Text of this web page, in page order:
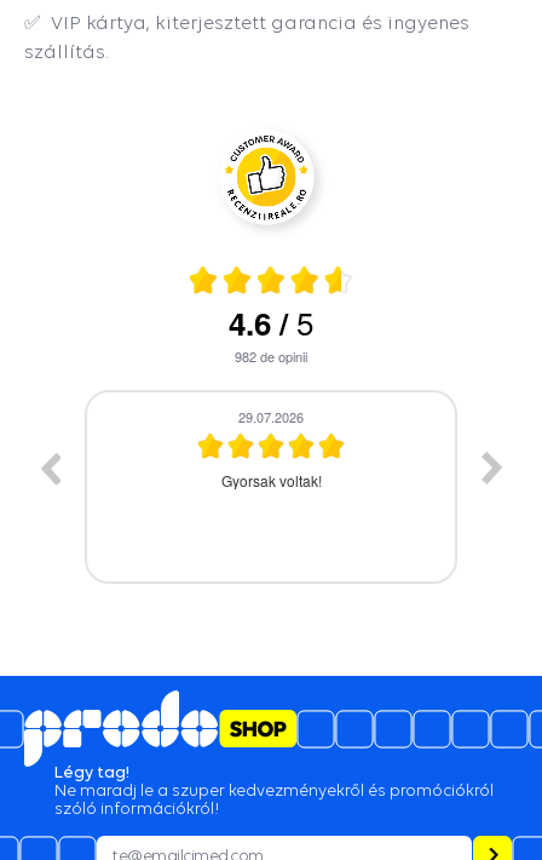
✅ VIP kártya, kiterjesztett garancia és ingyenes
szállítás.
4.6/5
982de opinii
28.07.2026
A termék időbe megérkezett,gyors kiszolgálás.
Légy tag!
Ne maradj le a szuper kedvezményekről és promóciókról
szóló információkról!